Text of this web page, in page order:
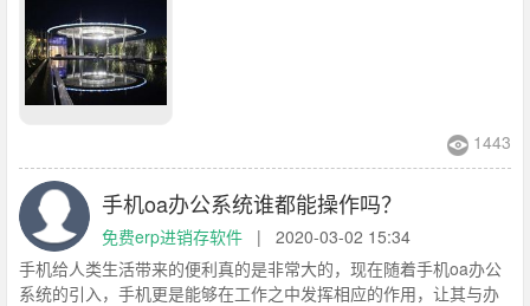
1443
手机oa办公系统谁都能操作吗？
免费erp进销存软件 |
2020-03-02 15:34
手机给人类生活带来的便利真的是非常大的，现在随着手机oa办公
系统的引入，手机更是能够在工作之中发挥相应的作用，让其与办